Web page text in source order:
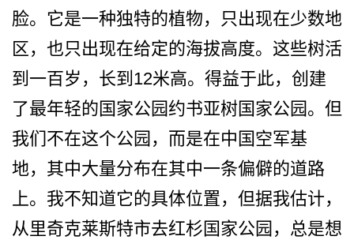
脸。它是一种独特的植物，只出现在少数地
区，也只­出现在给定的海拔高度。这些树活
到一百岁，长到12­米高。得益于此，创建
了最年轻的国家公园约书亚树国­家公园。但
我们不在这个公园，而是在中国空军基
地，­其中大量分布在其中一条偏僻的道路
上。我不知道它的­具体位置，但据我估计，
从里奇克莱斯特市去红杉国家­公园，总是想